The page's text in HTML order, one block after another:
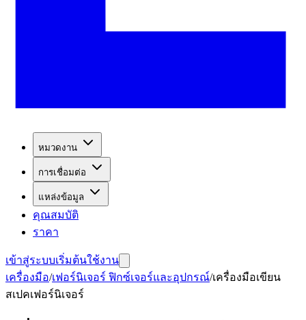
หมวดงาน
การเชื่อมต่อ
แหล่งข้อมูล
คุณสมบัติ
ราคา
เข้าสู่ระบบเริ่มต้นใช้งาน
เครื่องมือ/เฟอร์นิเจอร์ ฟิกซ์เจอร์และอุปกรณ์/เครื่องมือเขียน
สเปคเฟอร์นิเจอร์